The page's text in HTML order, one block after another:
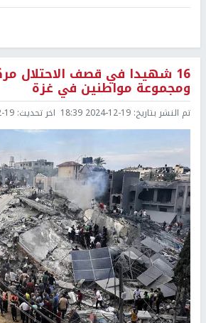
16 شهيدا في قصف الاحتلال
ومجموعة مواطنين في غزة
تم النشر بتاريخ: 2024-12-19 18:39 اخر تحديث: